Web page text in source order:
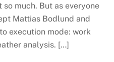
much. But as everyone
Mattias Bodlund and
execution mode: work
analysis. […]